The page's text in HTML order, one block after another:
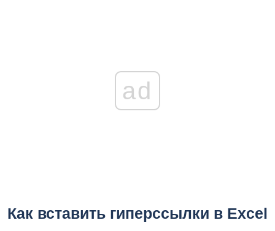
ad
Как вставить гиперссылки в Excel